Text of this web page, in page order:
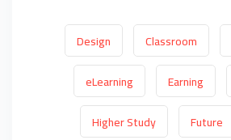
Classroom
Design
Earning
eLearning
Future
Higher Study